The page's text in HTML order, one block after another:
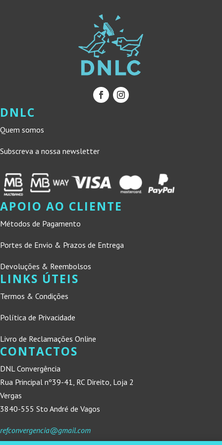
DNLC
Quem somos
Subscreva a nossa newsletter
APOIO AO CLIENTE
Métodos de Pagamento
Portes de Envio & Prazos de Entrega
Devoluções & Reembolsos
LINKS ÚTEIS
Termos & Condições
Política de Privacidade
Livro de Reclamações Online
CONTACTOS
DNL Convergência
Rua Principal nº39-41, RC Direito, Loja 2
Vergas
3840-555 Sto André de Vagos
refconvergencia@gmail.com